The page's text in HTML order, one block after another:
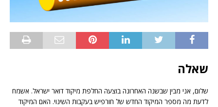
שאלה
שלום, אני מבין שבשנה האחרונה בוצעה החלפת מיקוד דואר ישראל. אשמח
לדעת מה מספר המיקוד החדש של חורפיש בעקבות השינוי. האם המיקוד